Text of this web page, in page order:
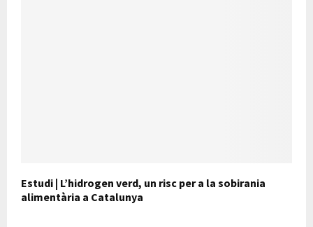
Estudi | L’hidrogen verd, un risc per a la sobirania
alimentària a Catalunya